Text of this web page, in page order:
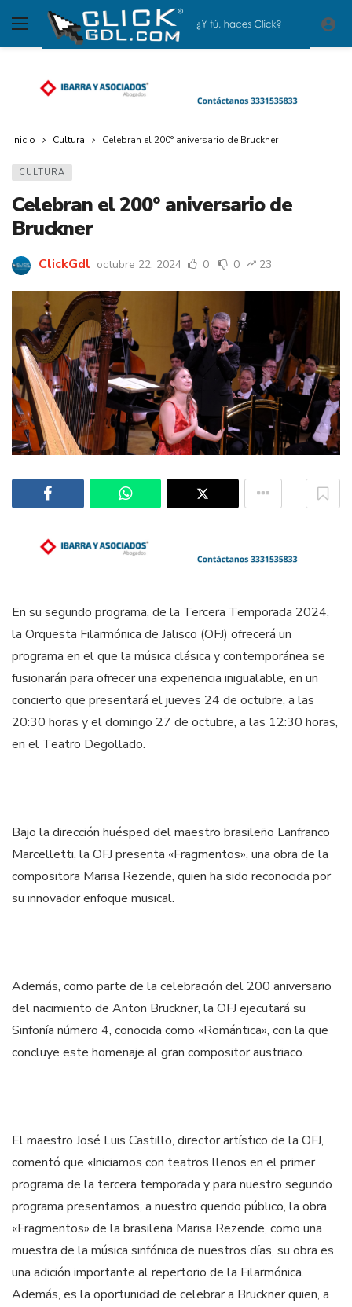
Inicio Cultura Celebran el 200° aniversario de Bruckner
CULTURA
Celebran el 200° aniversario de
Bruckner
ClickGdl octubre 22, 2024 0 0 23
En su segundo programa, de la Tercera Temporada 2024,
la Orquesta Filarmónica de Jalisco (OFJ) ofrecerá un
programa en el que la música clásica y contemporánea se
fusionarán para ofrecer una experiencia inigualable, en un
concierto que presentará el jueves 24 de octubre, a las
20:30 horas y el domingo 27 de octubre, a las 12:30 horas,
en el Teatro Degollado.
Bajo la dirección huésped del maestro brasileño Lanfranco
Marcelletti, la OFJ presenta «Fragmentos», una obra de la
compositora Marisa Rezende, quien ha sido reconocida por
su innovador enfoque musical.
Además, como parte de la celebración del 200 aniversario
del nacimiento de Anton Bruckner, la OFJ ejecutará su
Sinfonía número 4, conocida como «Romántica», con la que
concluye este homenaje al gran compositor austriaco.
El maestro José Luis Castillo, director artístico de la OFJ,
comentó que «Iniciamos con teatros llenos en el primer
programa de la tercera temporada y para nuestro segundo
programa presentamos, a nuestro querido público, la obra
«Fragmentos» de la brasileña Marisa Rezende, como una
muestra de la música sinfónica de nuestros días, su obra es
una adición importante al repertorio de la Filarmónica.
Además, es la oportunidad de celebrar a Bruckner quien, a